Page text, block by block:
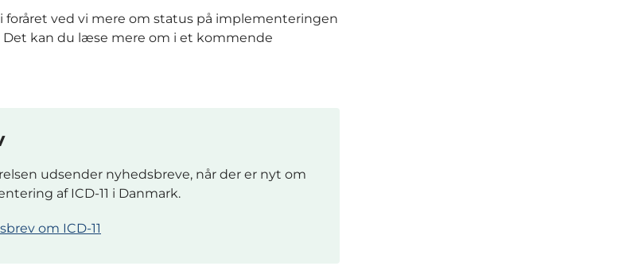
i foråret ved vi mere om status på implementeringen
Det kan du læse mere om i et kommende
udsender nyhedsbreve, når der er nyt om
af ICD-11 i Danmark.
om ICD-11